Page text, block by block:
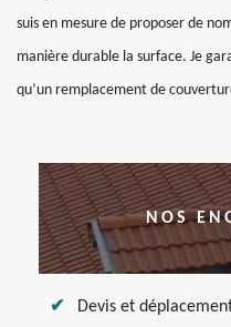
suis en mesure de proposer de
manière durable la surface. Je
qu’un remplacement de
NOS
Devis et